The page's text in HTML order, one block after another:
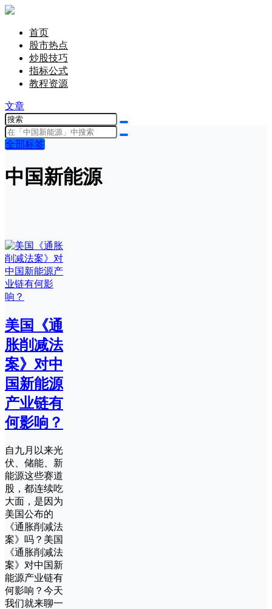
首页
股市热点
炒股技巧
指标公式
教程资源
文章
全部标签
中国新能源
美国《通
胀削减法
案》对中
国新能源
产业链有
何影响？
自九月以来光
伏、储能、新
能源这些赛道
股，都连续吃
大面，是因为
美国公布的
《通胀削减法
案》吗？美国
《通胀削减法
案》对中国新
能源产业链有
何影响？今天
我们就来聊一